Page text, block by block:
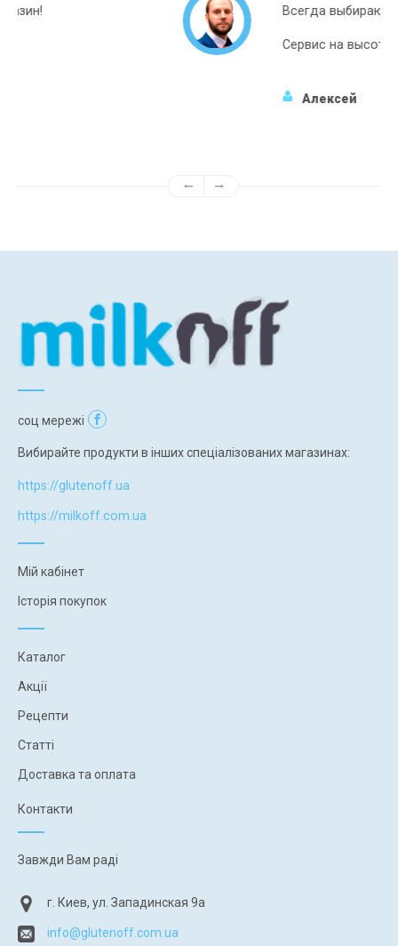
Всегда выбираю именно этот магазин.
Сервис на высоте!
соц мережі
Вибирайте продукти в інших спеціалізованих магазинах:
https://glutenoff.ua
https://milkoff.com.ua
Мій кабінет
Історія покупок
Каталог
Акції
Рецепти
Статті
Доставка та оплата
Контакти
Завжди Вам раді
г. Киев, ул. Западинская 9а
info@glutenoff.com.ua